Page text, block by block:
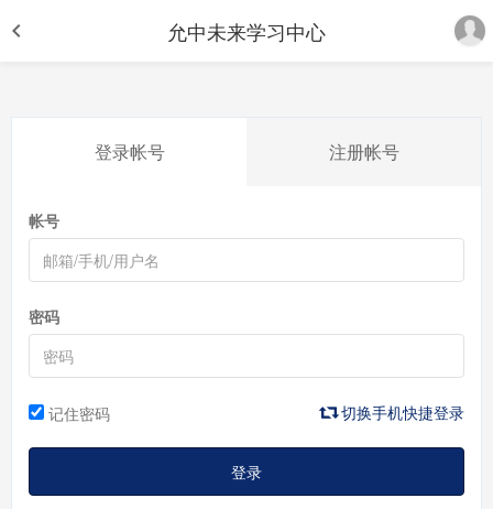
允中未来学习中心
登录帐号 注册帐号
帐号
密码
记住密码 切换手机快捷登录
登录